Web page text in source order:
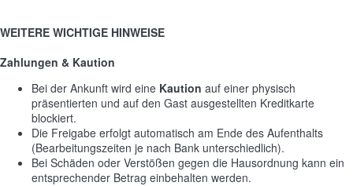
WEITERE WICHTIGE HINWEISE
Zahlungen & Kaution
Bei der Ankunft wird eine Kaution auf einer physisch
präsentierten und auf den Gast ausgestellten Kreditkarte
blockiert.
Die Freigabe erfolgt automatisch am Ende des Aufenthalts
(Bearbeitungszeiten je nach Bank unterschiedlich).
Bei Schäden oder Verstößen gegen die Hausordnung kann ein
entsprechender Betrag einbehalten werden.